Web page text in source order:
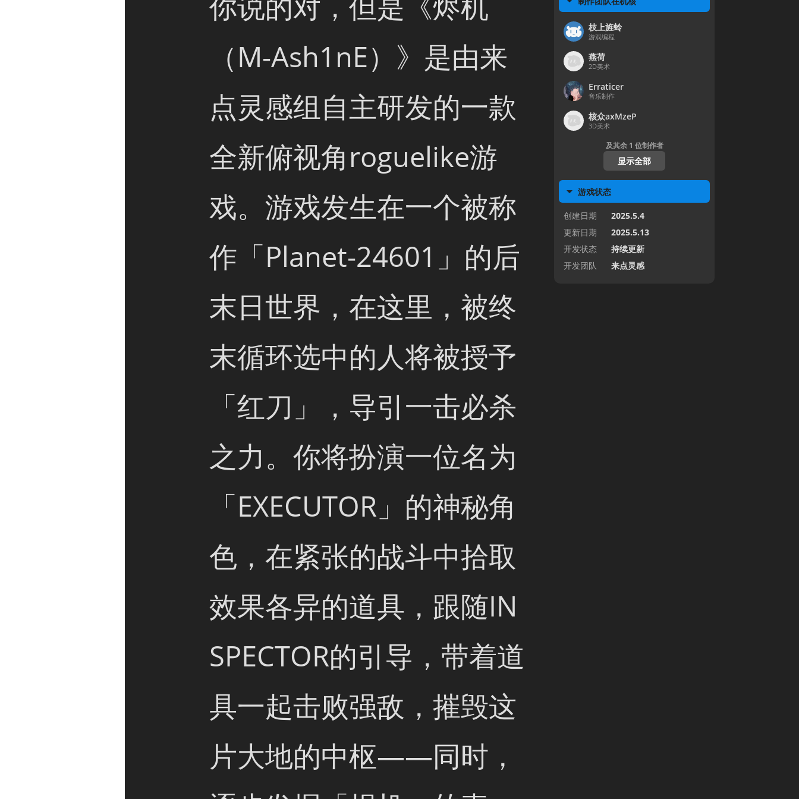
（M-Ash1nE）》是由来
点灵感组自主研发的一款
全新俯视角roguelike游
戏。游戏发生在一个被称
作「Planet-24601」的后
末日世界，在这里，被终
末循环选中的人将被授予
「红刀」，导引一击必杀
之力。你将扮演一位名为
「EXECUTOR」的神秘角
色，在紧张的战斗中拾取
效果各异的道具，跟随IN
SPECTOR的引导，带着道
具一起击败强敌，摧毁这
片大地的中枢——同时，
枝上旌蛉
游戏编程
燕荷
2D美术
Erraticer
音乐制作
核众axMzeP
3D美术
及其余 1 位制作者
显示全部
游戏状态
创建日期
2025.5.4
更新日期
2025.5.13
开发状态
持续更新
开发团队
来点灵感